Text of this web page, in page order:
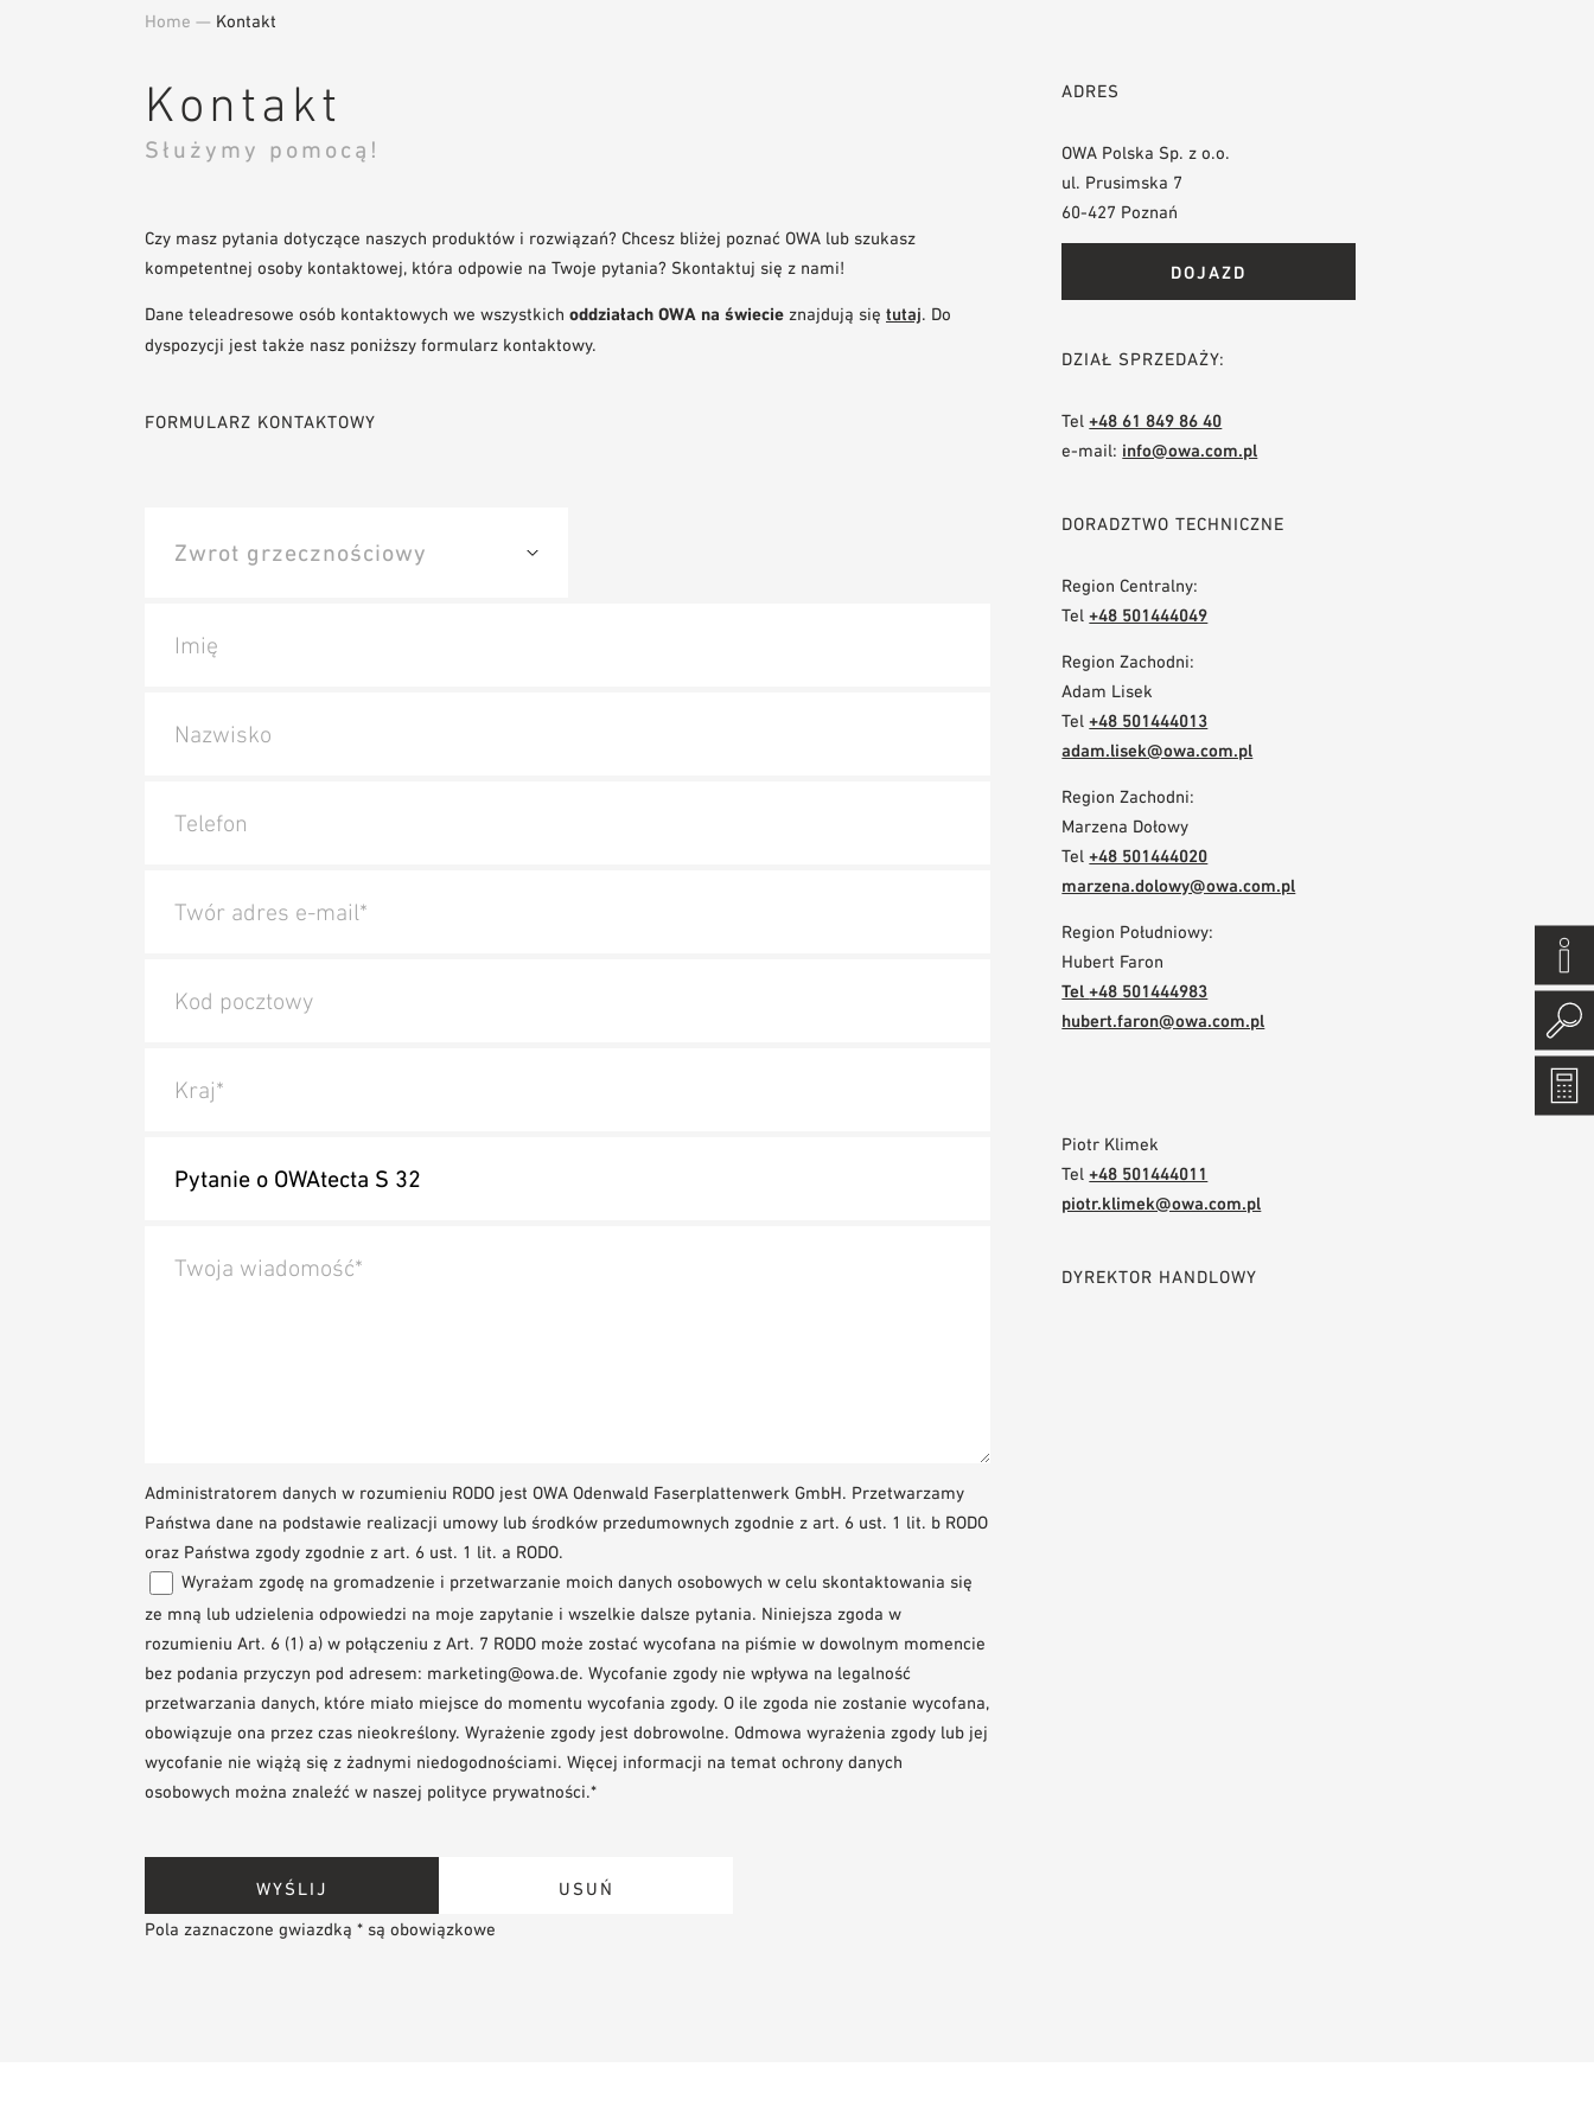
Home — Kontakt
Kontakt
Służymy pomocą!
Czy masz pytania dotyczące naszych produktów i rozwiązań? Chcesz bliżej poznać OWA lub szukasz
kompetentnej osoby kontaktowej, która odpowie na Twoje pytania? Skontaktuj się z nami!
Dane teleadresowe osób kontaktowych we wszystkich oddziałach OWA na świecie znajdują się tutaj. Do
dyspozycji jest także nasz poniższy formularz kontaktowy.
FORMULARZ KONTAKTOWY
Imię
Nazwisko
Telefon
Twór adres e-mail*
Kod pocztowy
Kraj*
Twoja wiadomość*
Administratorem danych w rozumieniu RODO jest OWA Odenwald Faserplattenwerk GmbH. Przetwarzamy
Państwa dane na podstawie realizacji umowy lub środków przedumownych zgodnie z art. 6 ust. 1 lit. b RODO
oraz Państwa zgody zgodnie z art. 6 ust. 1 lit. a RODO.
Wyrażam zgodę na gromadzenie i przetwarzanie moich danych osobowych w celu skontaktowania się
ze mną lub udzielenia odpowiedzi na moje zapytanie i wszelkie dalsze pytania. Niniejsza zgoda w
rozumieniu Art. 6 (1) a) w połączeniu z Art. 7 RODO może zostać wycofana na piśmie w dowolnym momencie
bez podania przyczyn pod adresem: marketing@owa.de. Wycofanie zgody nie wpływa na legalność
przetwarzania danych, które miało miejsce do momentu wycofania zgody. O ile zgoda nie zostanie wycofana,
obowiązuje ona przez czas nieokreślony. Wyrażenie zgody jest dobrowolne. Odmowa wyrażenia zgody lub jej
wycofanie nie wiążą się z żadnymi niedogodnościami. Więcej informacji na temat ochrony danych
osobowych można znaleźć w naszej polityce prywatności.*
Pola zaznaczone gwiazdką * są obowiązkowe
ADRES
OWA Polska Sp. z o.o.
ul. Prusimska 7
60-427 Poznań
DOJAZD
DZIAŁ SPRZEDAŻY:
Tel+48 61 849 86 40
e-mail: info@owa.com.pl
DORADZTWO TECHNICZNE
Region Centralny:
Tel+48 501444049
Region Zachodni:
Adam Lisek
Tel+48 501444013
adam.lisek@owa.com.pl
Region Zachodni:
Marzena Dołowy
Tel+48 501444020
marzena.dolowy@owa.com.pl
Region Południowy:
Hubert Faron
Tel+48 501444983
hubert.faron@owa.com.pl
Piotr Klimek
Tel+48 501444011
piotr.klimek@owa.com.pl
DYREKTOR HANDLOWY